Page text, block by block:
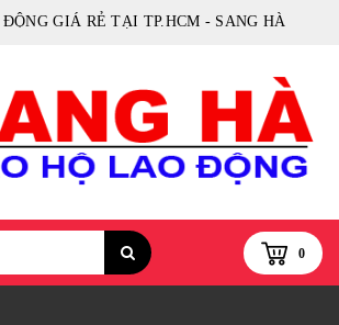
GIÁ RẺ TẠI TP.HCM - SANG HÀ
0